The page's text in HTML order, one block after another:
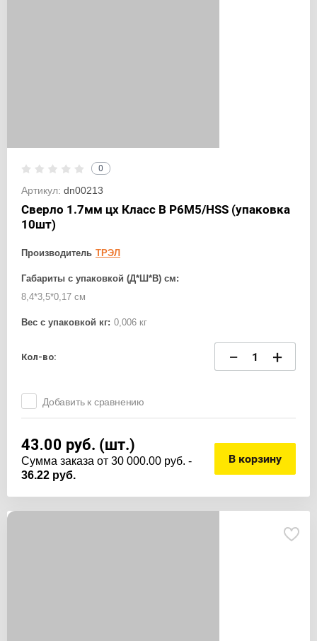
0
Артикул: dn00213
Сверло 1.7мм цх Класс В Р6М5/HSS (упаковка
10шт)
Производитель ТРЭЛ
Габариты с упаковкой (Д*Ш*В) см:
8,4*3,5*0,17 см
Вес с упаковкой кг: 0,006 кг
Кол-во: − +
Добавить к сравнению
43.00 руб. (шт.)
Cумма заказа от 30 000.00 руб. -
36.22 руб.
В корзину